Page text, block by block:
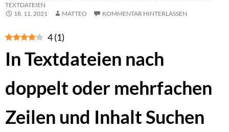
TEXTDATEIEN
18. 11. 2021
MATTEO KOMMENTAR HINTERLASSEN
4(1)
In Textdateien nach
doppelt oder mehrfachen
Zeilen und Inhalt Suchen